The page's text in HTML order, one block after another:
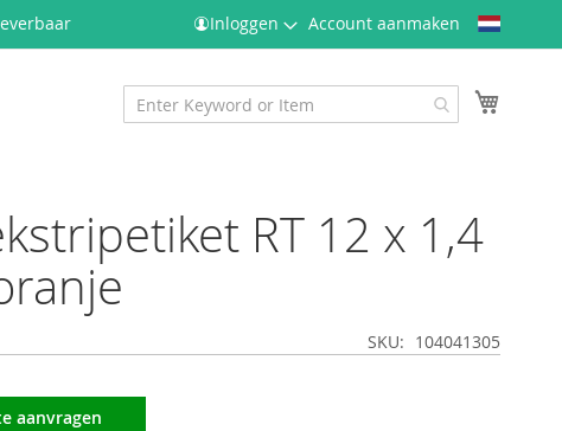
Taal
Inloggen Account aanmaken
RT 12 x 1,4
SKU 104041305
aanvragen